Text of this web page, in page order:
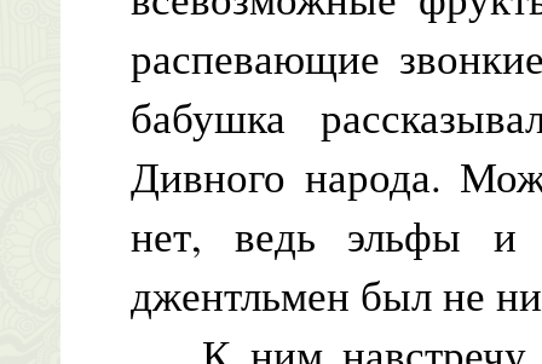
распевающие
бабушка
Дивного народа.
нет, ведь эльфы
джентльмен был не